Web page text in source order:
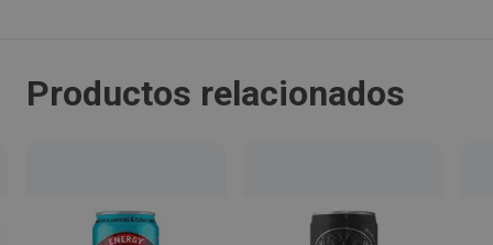
Provincia:
Portugal
Productos relacionados